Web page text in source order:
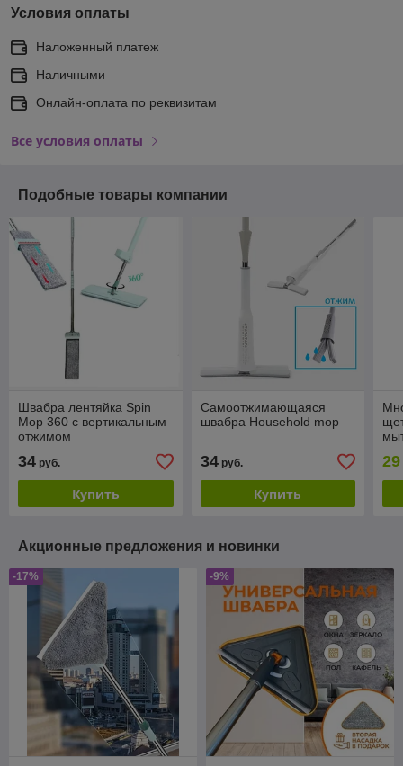
Условия оплаты
Наложенный платеж
Наличными
Онлайн-оплата по реквизитам
Все условия оплаты
Подобные товары компании
Швабра лентяйка Spin
Mop 360 с вертикальным
отжимом
34 руб.
Купить
Самоотжимающаяся
швабра Household mop
34руб.
Купить
29
Акционные предложения и новинки
-17% -9%